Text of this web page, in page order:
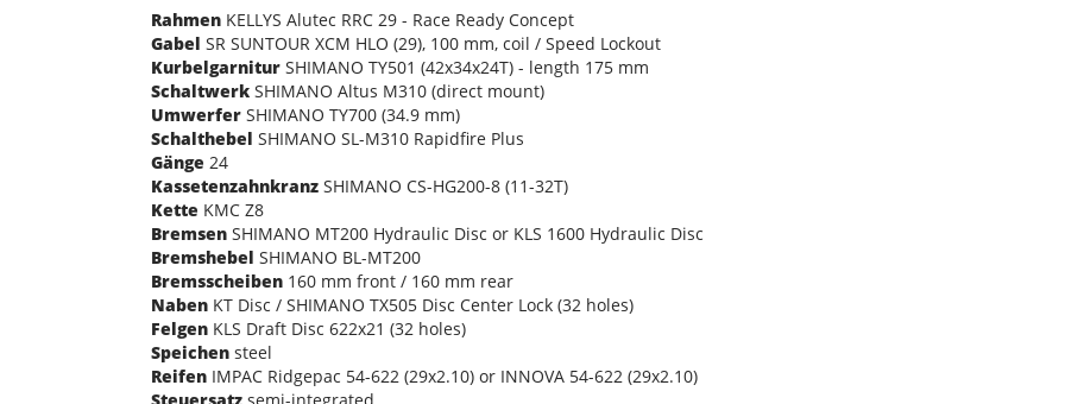
Rahmen KELLYS Alutec RRC 29 - Race Ready Concept
Gabel SR SUNTOUR XCM HLO (29), 100 mm, coil / Speed Lockout
Kurbelgarnitur SHIMANO TY501 (42x34x24T) - length 175 mm
Schaltwerk SHIMANO Altus M310 (direct mount)
Umwerfer SHIMANO TY700 (34.9 mm)
Schalthebel SHIMANO SL-M310 Rapidfire Plus
Gänge 24
Kassetenzahnkranz SHIMANO CS-HG200-8 (11-32T)
Kette KMC Z8
Bremsen SHIMANO MT200 Hydraulic Disc or KLS 1600 Hydraulic Disc
Bremshebel SHIMANO BL-MT200
Bremsscheiben 160 mm front / 160 mm rear
Naben KT Disc / SHIMANO TX505 Disc Center Lock (32 holes)
Felgen KLS Draft Disc 622x21 (32 holes)
Speichen steel
Reifen IMPAC Ridgepac 54-622 (29x2.10) or INNOVA 54-622 (29x2.10)